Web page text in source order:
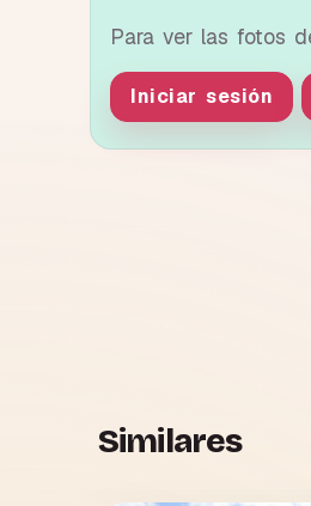
Para ver las fotos
Iniciar sesión
Similares